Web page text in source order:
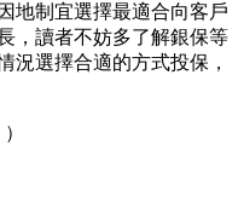
地制宜選擇最適合向客戶
，讀者不妨多了解銀保等
況選擇合適的方式投保，